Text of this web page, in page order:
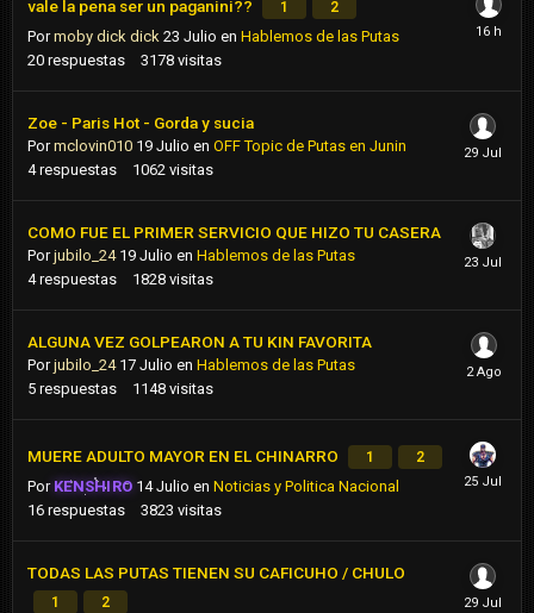
vale la pena ser un paganini?? 1 2
Pormoby dick dick 23 Julio en Hablemos de las Putas
20 respuestas 3178 visitas
Zoe - Paris Hot - Gorda y sucia
Pormclovin010 19 Julio en OFF Topic de Putas en Junin
4 respuestas 1062 visitas
COMO FUE EL PRIMER SERVICIO QUE HIZO TU CASERA
Porjubilo_24 19 Julio en Hablemos de las Putas
4 respuestas 1828 visitas
ALGUNA VEZ GOLPEARON A TU KIN FAVORITA
Porjubilo_24 17 Julio en Hablemos de las Putas
5 respuestas 1148 visitas
MUERE ADULTO MAYOR EN EL CHINARRO 1 2
Por KENSHIRO 14 Julio enNoticias y Politica Nacional
16 respuestas 3823 visitas
TODAS LAS PUTAS TIENEN SU CAFICUHO / CHULO
1 2